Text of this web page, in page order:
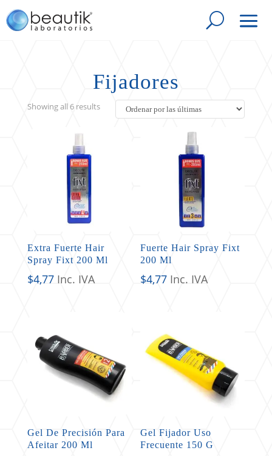
Fijadores
Showing all 6 resultsSorted
Extra Fuerte Hair
Spray Fixt 200 Ml
$4,77 Inc. IVA
Fuerte Hair Spray Fixt
200 Ml
$4,77 Inc. IVA
Gel De Precisión Para
Afeitar 200 Ml
Gel Fijador Uso
Frecuente 150 G